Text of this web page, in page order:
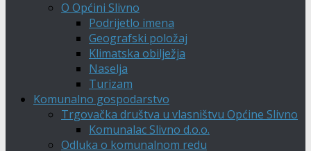
O Općini Slivno
Podrijetlo imena
Geografski položaj
Klimatska obilježja
Naselja
Turizam
Komunalno gospodarstvo
Trgovačka društva u vlasništvu Općine Slivno
Komunalac Slivno d.o.o.
Odluka o komunalnom redu